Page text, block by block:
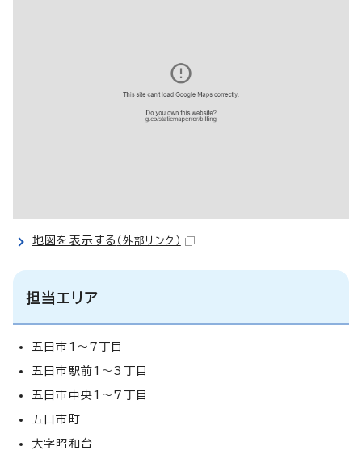
地図を表示する （外部リンク）
担当エリア
五日市1～7丁目
五日市駅前1～3丁目
五日市中央1～7丁目
五日市町
大字昭和台